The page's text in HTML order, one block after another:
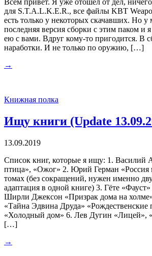
для S.T.A.L.K.E.R., все файлы KBT
есть только у некоторых скачавших. Но у
последняя версия сборки с этим паком и
ею с вами. Вдруг кому-то пригодится. В
наработки. И не только по оружию, […]
→
Книжная полка
Ищу книги (Update
13.09.2019
Список книг, которые я ищу: 1. Василий
птица», «Ожог» 2. Юрий Герман «Россия
томах (без сокращений, нужен именно
адаптация в одной книге) 3. Гёте
Ширли Джексон «Призрак дома на
«Тайна Эдвина Друда» «Рождественские
«Холодный дом» 6. Лев Дугин «Лицей»,
[…]
→